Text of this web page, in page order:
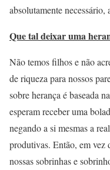
absolutamente necessário,
Que tal deixar uma
Não temos filhos e não
de riqueza para nossos
sobre herança é baseada
esperam receber uma
negando a si mesmas a
produtivas. Então, em vez
nossas sobrinhas e